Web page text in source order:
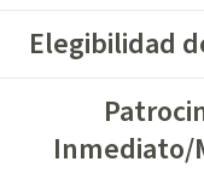
Elegibilidad
Inmediato/